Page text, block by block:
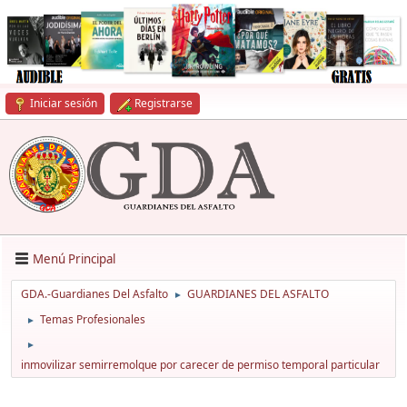
Iniciar sesión Registrarse
Menú Principal
GDA.-Guardianes Del Asfalto ► GUARDIANES DEL ASFALTO
► Temas Profesionales
►
inmovilizar semirremolque por carecer de permiso temporal particular